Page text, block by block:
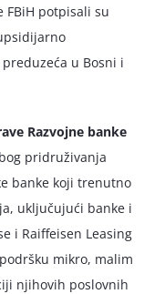
FBiH potpisali su
u Bosni i
Razvojne banke
pridruživanja
banke koji trenutno
uključujući banke i
i Raiffeisen Leasing
mikro, malim
njihovih poslovnih